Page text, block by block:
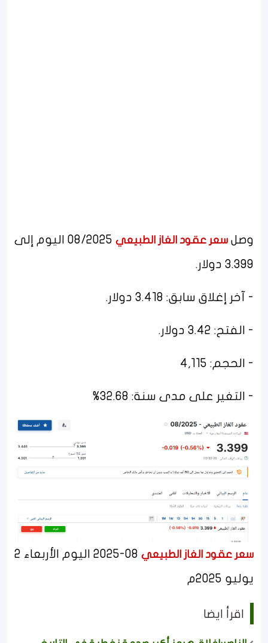
وصل سعر عقود الغاز الطبيعي
08/2025 اليوم إلى
3.399 دولار.
- آخر إغلاق سابق: 3.418 دولار.
- الفتح: 3.42 دولار.
- الحجم: 4,115
- التغير على مدى سنة: 32.68%
سعر عقود الغاز الطبيعي
08-2025 اليوم الأربعاء 2
يوليو 2025م
اقرأ ايضا